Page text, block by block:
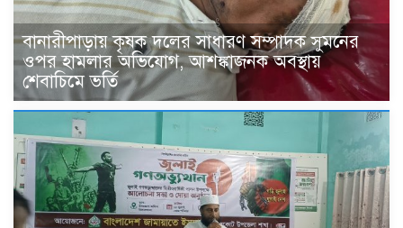
বানারীপাড়ায় কৃষক দলের সাধারণ সম্পাদক সুমনের
ওপর হামলার অভিযোগ, আশঙ্কাজনক অবস্থায়
শেবাচিমে ভর্তি